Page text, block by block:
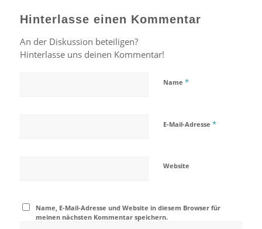
Hinterlasse einen Kommentar
An der Diskussion beteiligen?
Hinterlasse uns deinen Kommentar!
Name *
E-Mail-Adresse *
Website
Name, E-Mail-Adresse und Website in diesem Browser für
meinen nächsten Kommentar speichern.